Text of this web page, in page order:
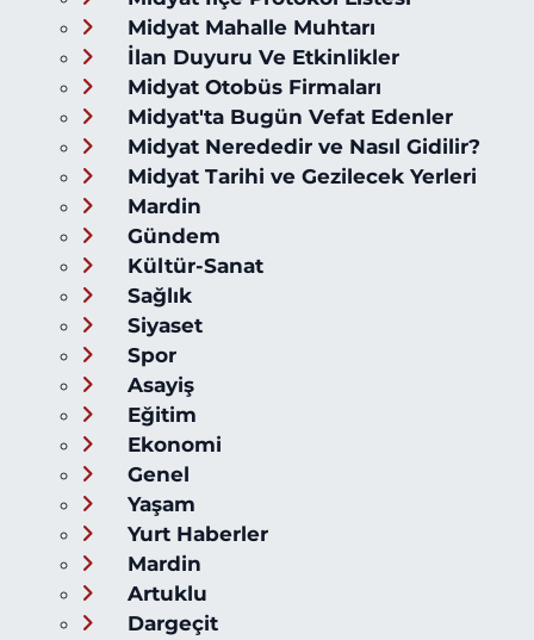
Midyat Mahalle Muhtarı
İlan Duyuru Ve Etkinlikler
Midyat Otobüs Firmaları
Midyat'ta Bugün Vefat Edenler
Midyat Nerededir ve Nasıl Gidilir?
Midyat Tarihi ve Gezilecek Yerleri
Mardin
Gündem
Kültür-Sanat
Sağlık
Siyaset
Spor
Asayiş
Eğitim
Ekonomi
Genel
Yaşam
Yurt Haberler
Mardin
Artuklu
Dargeçit